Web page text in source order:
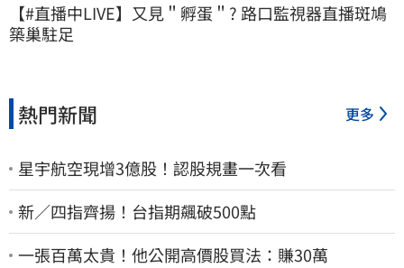
【#直播中LIVE】又見＂孵蛋＂? 路口監視器直播斑鳩
築巢駐足
熱門新聞 更多
星宇航空現增3億股！認股規畫一次看
新／四指齊揚！台指期飆破500點
一張百萬太貴！他公開高價股買法：賺30萬